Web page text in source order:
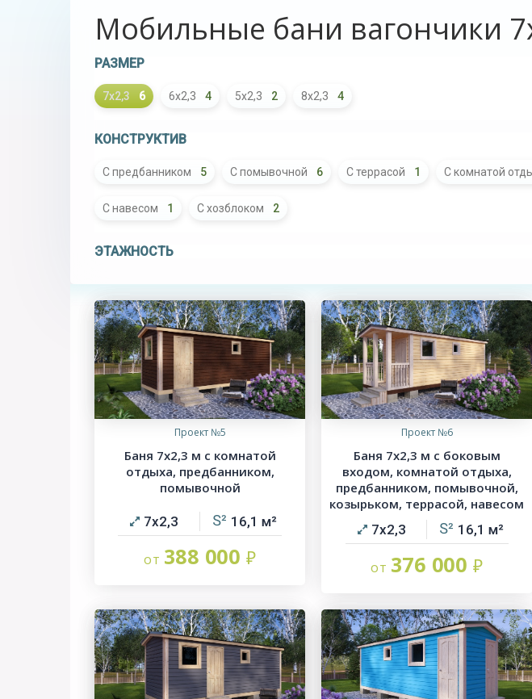
Мобильные бани вагончики
РАЗМЕР
7х2,3 6 6х2,3 4 5х2,3 2 8х2,3 4
КОНСТРУКТИВ
С предбанником 5 С помывочной 6 С террасой 1 С комнатой
С навесом 1 С хозблоком 2
ЭТАЖНОСТЬ
Проект №5
Баня 7х2,3 м с комнатой
отдыха, предбанником,
помывочной
7х2,3 16,1
388 000
Проект №6
Баня 7х2,3 м с боковым
входом, комнатой отдыха,
предбанником, помывочной,
козырьком, террасой, навесом
7х2,3
16,1
376 000